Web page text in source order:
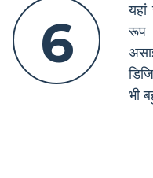
6
रूप
भी